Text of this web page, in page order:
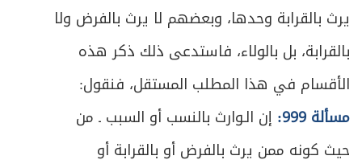
يرث بالقرابة وحدها، وبعضهم لا يرث بالفرض ولا
بالقرابة، بل بالولاء، فاستدعى ذلك ذكر هذه
الأقسام في هذا المطلب المستقل، فنقول:
مسألة 999:
إن الـوارث بالنسب أو السبب ـ من
حيث كونه ممن يرث بالفرض أو بالقرابة أو